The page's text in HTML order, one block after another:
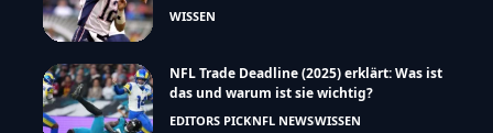
WISSEN
NFL Trade Deadline (2025) erklärt: Was ist
das und warum ist sie wichtig?
EDITORS PICKNFL NEWSWISSEN